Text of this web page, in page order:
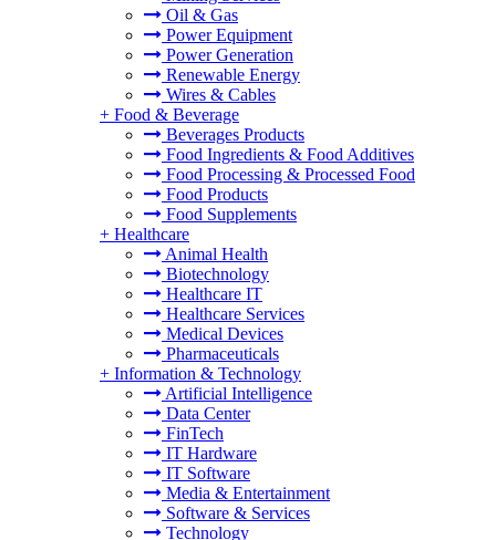
Oil & Gas
Power Equipment
Power Generation
Renewable Energy
Wires & Cables
+ Food & Beverage
Beverages Products
Food Ingredients & Food Additives
Food Processing & Processed Food
Food Products
Food Supplements
+ Healthcare
Animal Health
Biotechnology
Healthcare IT
Healthcare Services
Medical Devices
Pharmaceuticals
+ Information & Technology
Artificial Intelligence
Data Center
FinTech
IT Hardware
IT Software
Media & Entertainment
Software & Services
Technology